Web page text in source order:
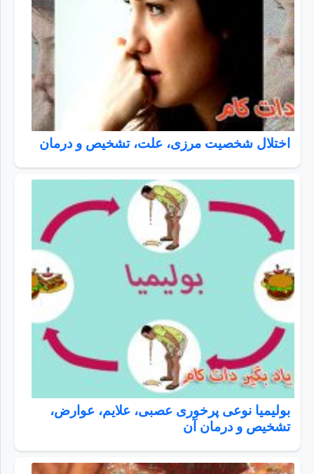
اختلال شخصیت مرزی، علت، تشخیص و درمان
بولیمیا نوعی پرخوری عصبی، علایم، عوارض،
تشخیص و درمان آن